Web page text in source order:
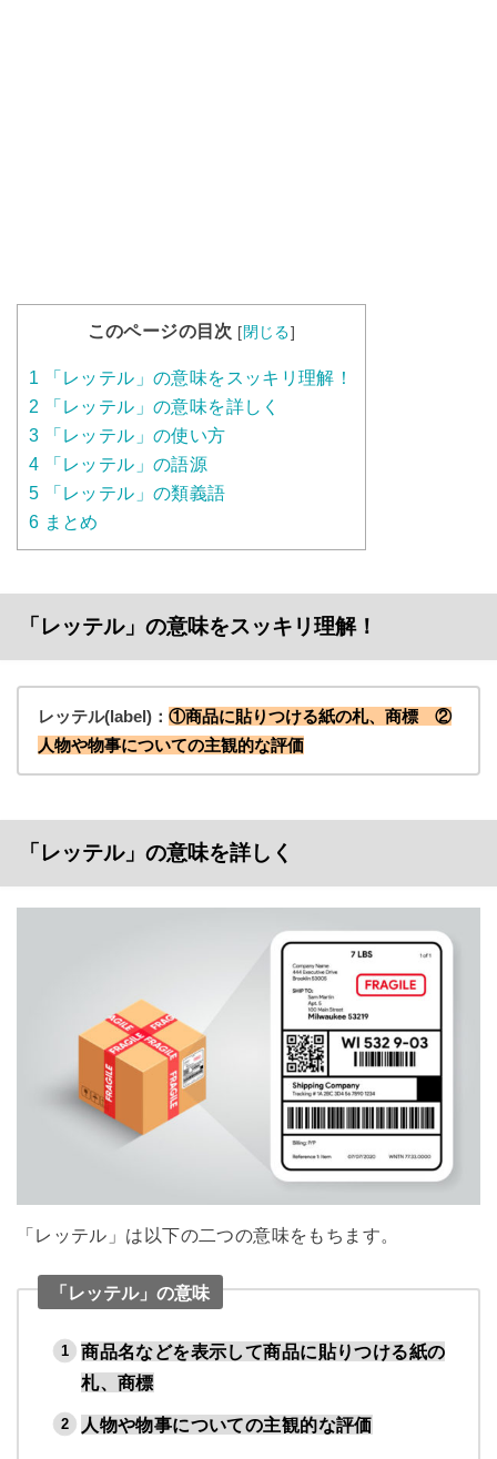
このページの目次 [閉じる]
1 「レッテル」の意味をスッキリ理解！
2 「レッテル」の意味を詳しく
3 「レッテル」の使い方
4 「レッテル」の語源
5 「レッテル」の類義語
6 まとめ
「レッテル」の意味をスッキリ理解！
レッテル(label)： ①商品に貼りつける紙の札、商標 ②
人物や物事についての主観的な評価
「レッテル」の意味を詳しく
「レッテル」は以下の二つの意味をもちます。
「レッテル」の意味
商品名などを表示して商品に貼りつける紙の
札、商標
人物や物事についての主観的な評価